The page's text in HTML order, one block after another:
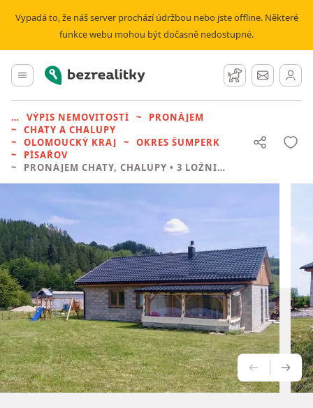
Vypadá to, že náš server prochází údržbou nebo jste offline. Některé
funkce webu mohou být dočasně nedostupné.
Hlavní menu
Bezrealitky Hlídací pes
Zprávy
VÝPIS NEMOVITOSTÍ
PRONÁJEM
CHATY A CHALUPY
OLOMOUCKÝ KRAJ
OKRES ŠUMPERK
PÍSAŘOV
PRONÁJEM CHATY, CHALUPY • 3 LOŽNICE BEZ REALITKY